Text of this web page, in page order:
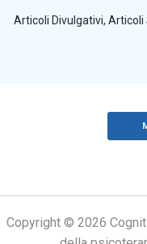
Articoli Divulgativi, Articoli
Copyright © 2026